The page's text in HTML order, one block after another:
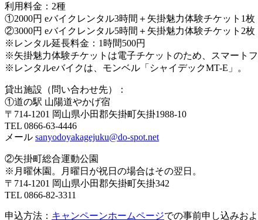
利用料金：2種
①2000円 eバイクレンタル3時間＋矢掛魅力体験チケット1枚
②3000円 eバイクレンタル5時間＋矢掛魅力体験チケット2枚
※レンタル延長料金：1時間500円
※矢掛魅力体験チケットは電子チケットのため、スマートフ
※レンタルeバイクは、モンベル「シャイデックMT-E」。
貸出施設（問い合わせ先）：
①道の駅 山陽道やかげ宿
〒714-1201 岡山県小田郡矢掛町矢掛1988-10
TEL 0866-63-4446
メール sanyodoyakagejuku@do-spot.net
②矢掛町総合運動公園
※月曜休園。月曜日が祝日の場合はその翌日。
〒714-1201 岡山県小田郡矢掛町矢掛342
TEL 0866-82-3311
申込方法： キャンペーンホームページでの事前申し込みお